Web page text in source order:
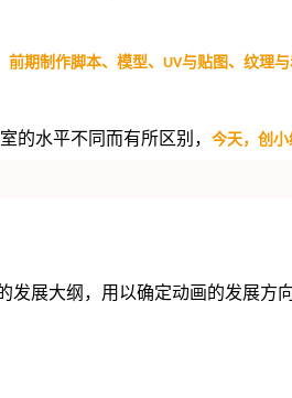
前期制作脚本、模型、 UV与贴图、纹理
的水平不同而有所区别， 今天，创小
发展大纲，用以确定动画的发展方